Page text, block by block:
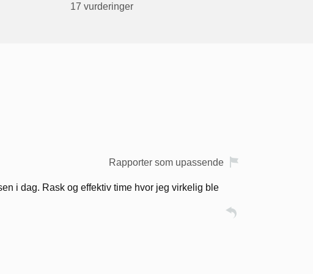
17 vurderinger
Rapporter som upassende
i dag. Rask og effektiv time hvor jeg virkelig ble